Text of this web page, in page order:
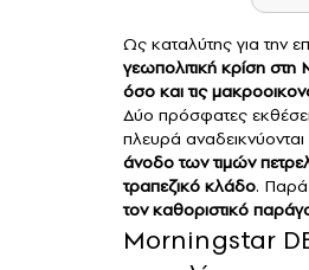
Ως καταλύτης για την
γεωπολιτική κρίση
όσο και τις
Δύο πρόσφατες
πλευρά αναδεικνύονται
άνοδο των τιμών
τραπεζικό κλάδο. Παρά
τον καθοριστικό
Morningstar